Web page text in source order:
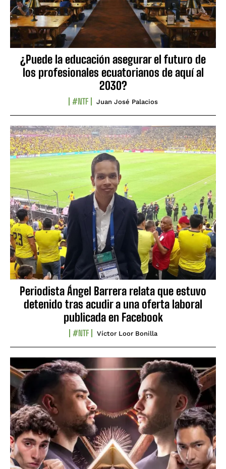
¿Puede la educación asegurar el futuro de
los profesionales ecuatorianos de aquí al
2030?
#NTF Juan José Palacios
Periodista Ángel Barrera relata que estuvo
detenido tras acudir a una oferta laboral
publicada en Facebook
#NTF Víctor Loor Bonilla